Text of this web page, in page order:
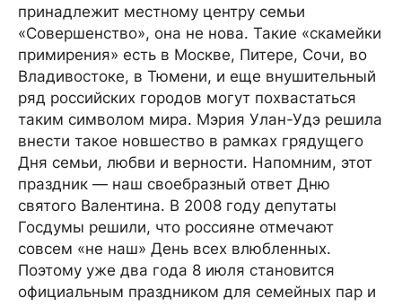
принадлежит местному центру семьи
«Совершенство», она не нова. Такие «скамейки
примирения» есть в Москве, Питере, Сочи, во
Владивостоке, в Тюмени, и еще внушительный
ряд российских городов могут похвастаться
таким символом мира. Мэрия Улан-Удэ решила
внести такое новшество в рамках грядущего
Дня семьи, любви и верности. Напомним, этот
праздник — наш своебразный ответ Дню
святого Валентина. В 2008 году депутаты
Госдумы решили, что россияне отмечают
совсем «не наш» День всех влюбленных.
Поэтому уже два года 8 июля становится
официальным праздником для семейных пар и